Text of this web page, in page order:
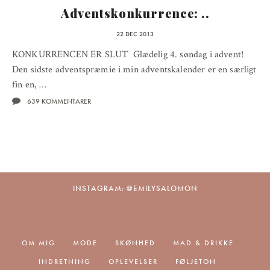
Adventskonkurrence: ..
22 DEC 2013
KONKURRENCEN ER SLUT Glædelig 4. søndag i advent!
Den sidste adventspræmie i min adventskalender er en særligt
fin en, …
639 KOMMENTARER
INSTAGRAM: @EMILYSALOMON
OM MIG MODE SKØNHED
MAD & DRIKKE
INDRETNING
OPLEVELSER FØLJETON